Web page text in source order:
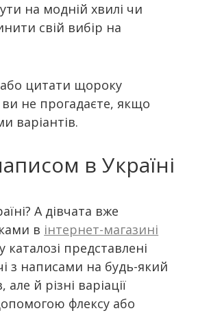
на модній хвилі чи
свій вибір на
або цитати щороку
не прогадаєте, якщо
варіантів.
в Україні
А дівчата вже
в інтернет-магазині
представлені
з написами на будь-який
й різні варіації
флексу або